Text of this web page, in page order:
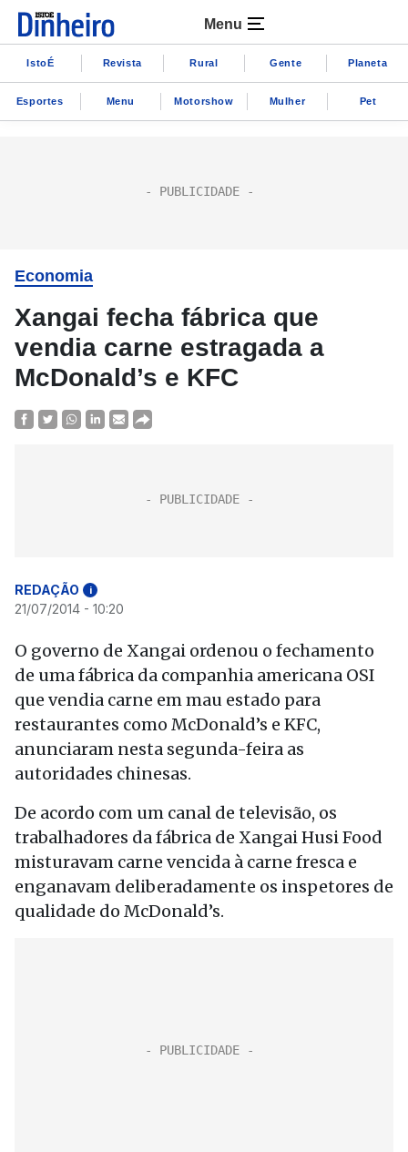
Menu
IstoÉ Revista Rural Gente Planeta
Esportes Menu Motorshow Mulher Pet
Economia
Xangai fecha fábrica que
vendia carne estragada a
McDonald’s e KFC
REDAÇÃO i
21/07/2014 - 10:20
O governo de Xangai ordenou o fechamento
de uma fábrica da companhia americana OSI
que vendia carne em mau estado para
restaurantes como McDonald’s e KFC,
anunciaram nesta segunda-feira as
autoridades chinesas.
De acordo com um canal de televisão, os
trabalhadores da fábrica de Xangai Husi Food
misturavam carne vencida à carne fresca e
enganavam deliberadamente os inspetores de
qualidade do McDonald’s.